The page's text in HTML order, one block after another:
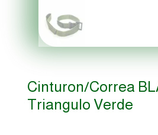
Cinturon/correa
Triangulo Verde